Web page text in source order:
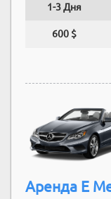
1-3 Дня
600 $
Аренда E